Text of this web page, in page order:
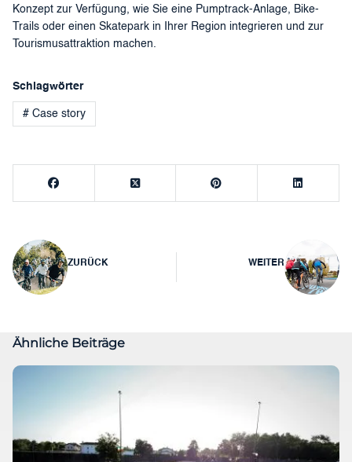
Konzept zur Verfügung, wie Sie eine Pumptrack-Anlage, Bike-
Trails oder einen Skatepark in Ihrer Region integrieren und zur
Tourismusattraktion machen.
Schlagwörter
# Case story
Beitragsnavigation
ZURÜCK WEITER
Ähnliche Beiträge